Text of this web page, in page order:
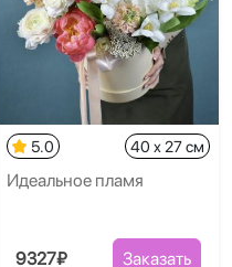
5.0 40 x 27 см
Идеальное пламя
9327₽ Заказать